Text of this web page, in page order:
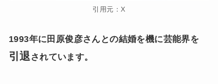
引用元：X
1993年に田原俊彦さんとの結婚を機に芸能界を
引退 されています。